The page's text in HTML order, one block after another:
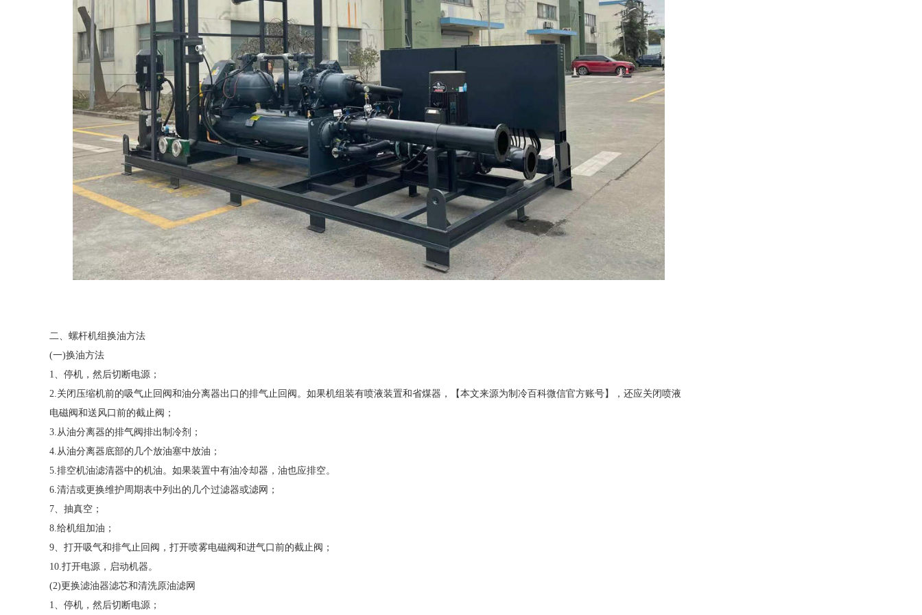
二、螺杆机组换油方法
(一)换油方法
1、停机，然后切断电源；
2.关闭压缩机前的吸气止回阀和油分离器出口的排气止回阀。如果机组装有喷液装置和省煤器，【本文来源为制冷百科微信官方账号】，还应关闭喷液
电磁阀和送风口前的截止阀；
3.从油分离器的排气阀排出制冷剂；
4.从油分离器底部的几个放油塞中放油；
5.排空机油滤清器中的机油。如果装置中有油冷却器，油也应排空。
6.清洁或更换维护周期表中列出的几个过滤器或滤网；
7、抽真空；
8.给机组加油；
9、打开吸气和排气止回阀，打开喷雾电磁阀和进气口前的截止阀；
10.打开电源，启动机器。
(2)更换滤油器滤芯和清洗原油滤网
1、停机，然后切断电源；